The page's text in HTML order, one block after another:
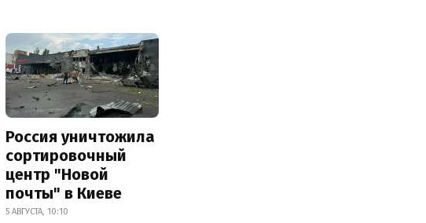
Россия уничтожила
сортировочный
центр "Новой
почты" в Киеве
5 АВГУСТА, 10:10